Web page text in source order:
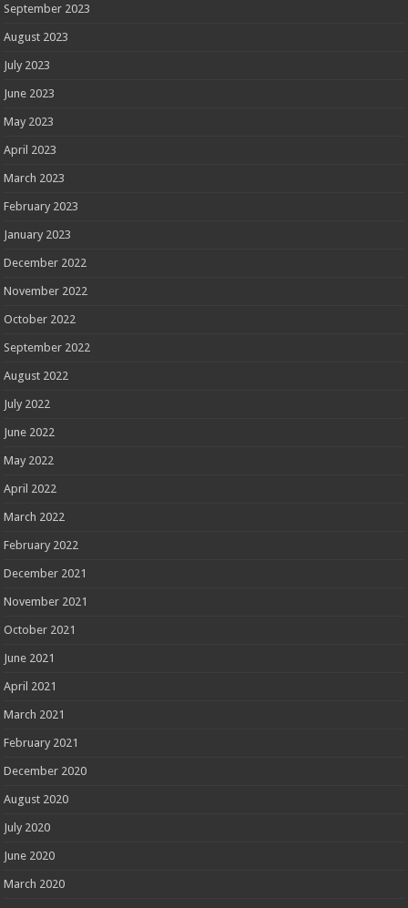
September 2023
August 2023
July 2023
June 2023
May 2023
April 2023
March 2023
February 2023
January 2023
December 2022
November 2022
October 2022
September 2022
August 2022
July 2022
June 2022
May 2022
April 2022
March 2022
February 2022
December 2021
November 2021
October 2021
June 2021
April 2021
March 2021
February 2021
December 2020
August 2020
July 2020
June 2020
March 2020